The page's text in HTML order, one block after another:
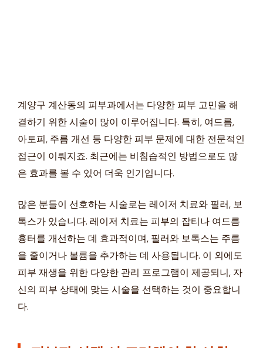
계양구 계산동의 피부과에서는 다양한 피부 고민을 해
결하기 위한 시술이 많이 이루어집니다. 특히, 여드름,
아토피, 주름 개선 등 다양한 피부 문제에 대한 전문적인
접근이 이뤄지죠. 최근에는 비침습적인 방법으로도 많
은 효과를 볼 수 있어 더욱 인기입니다.
많은 분들이 선호하는 시술로는 레이저 치료와 필러, 보
톡스가 있습니다. 레이저 치료는 피부의 잡티나 여드름
흉터를 개선하는 데 효과적이며, 필러와 보톡스는 주름
을 줄이거나 볼륨을 추가하는 데 사용됩니다. 이 외에도
피부 재생을 위한 다양한 관리 프로그램이 제공되니, 자
신의 피부 상태에 맞는 시술을 선택하는 것이 중요합니
다.